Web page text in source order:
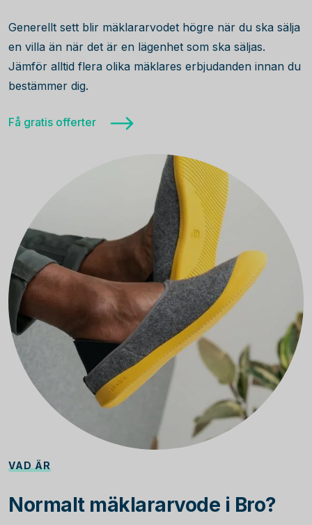
Generellt sett blir mäklararvodet högre när du ska sälja
en villa än när det är en lägenhet som ska säljas.
Jämför alltid flera olika mäklares erbjudanden innan du
bestämmer dig.
Få gratis offerter
VAD ÄR
Normalt mäklararvode i Bro?